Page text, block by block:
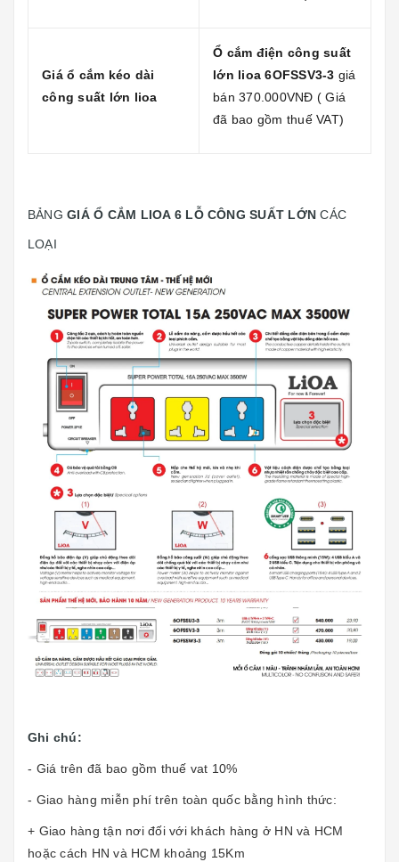
Giá ổ cắm kéo dài
công suất lớn lioa
Ổ cắm điện công suất
lớn lioa 6OFSSV3-3 giá
bán 370.000VNĐ ( Giá
đã bao gồm thuế VAT)
BẢNGGIÁ Ổ CẮM LIOA 6 LỖ CÔNG SUẤT LỚN CÁC
LOẠI
Ghi chú:
- Giá trên đã bao gồm thuế vat 10%
- Giao hàng miễn phí trên toàn quốc bằng hình thức:
+ Giao hàng tận nơi đối với khách hàng ở HN và HCM
hoặc cách HN và HCM khoảng 15Km